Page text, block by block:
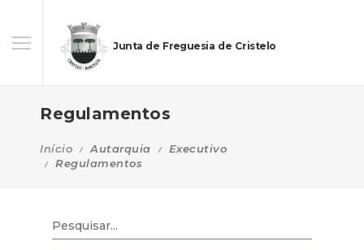
Junta de Freguesia de Cristelo
Regulamentos
Início Autarquia
Executivo
Regulamentos